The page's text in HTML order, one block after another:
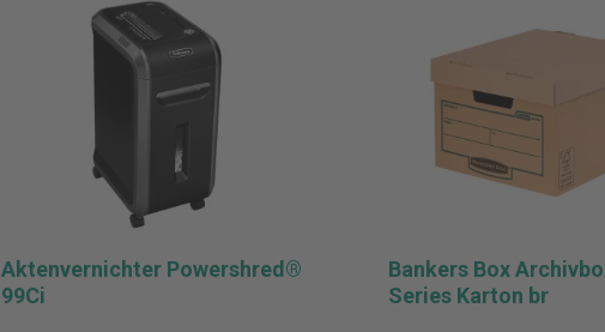
Aktenvernichter Powershred®
99Ci
Bankers Box
Series Karton br